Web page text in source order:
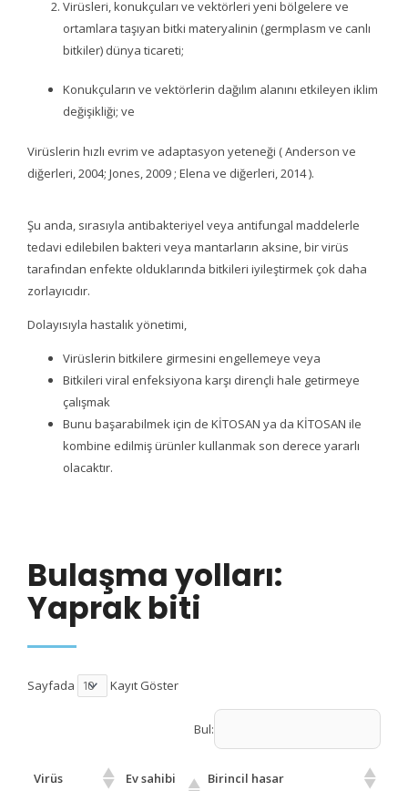
Virüsleri, konukçuları ve vektörleri yeni bölgelere ve
ortamlara taşıyan bitki materyalinin (germplasm ve canlı
bitkiler) dünya ticareti;
Konukçuların ve vektörlerin dağılım alanını etkileyen iklim
değişikliği; ve
Virüslerin hızlı evrim ve adaptasyon yeteneği ( Anderson ve
diğerleri, 2004; Jones, 2009 ; Elena ve diğerleri, 2014 ).
Şu anda, sırasıyla antibakteriyel veya antifungal maddelerle
tedavi edilebilen bakteri veya mantarların aksine, bir virüs
tarafından enfekte olduklarında bitkileri iyileştirmek çok daha
zorlayıcıdır.
Dolayısıyla hastalık yönetimi,
Virüslerin bitkilere girmesini engellemeye veya
Bitkileri viral enfeksiyona karşı dirençli hale getirmeye
çalışmak
Bunu başarabilmek için de KİTOSAN ya da KİTOSAN ile
kombine edilmiş ürünler kullanmak son derece yararlı
olacaktır.
Bulaşma yolları:
Yaprak biti
Sayfada Kayıt Göster
Bul:
Virüs Ev sahibi Birincil hasar